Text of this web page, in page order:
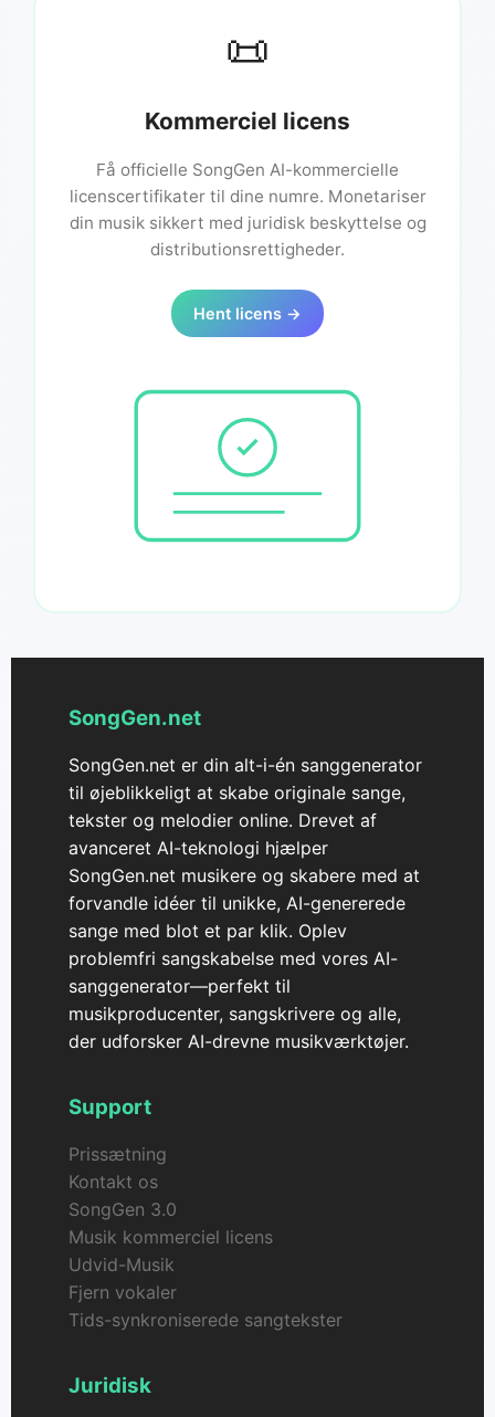
📜
Kommerciel licens
Få officielle SongGen AI-kommercielle
licenscertifikater til dine numre. Monetariser
din musik sikkert med juridisk beskyttelse og
distributionsrettigheder.
Hent licens →
SongGen.net
SongGen.net er din alt-i-én sanggenerator
til øjeblikkeligt at skabe originale sange,
tekster og melodier online. Drevet af
avanceret AI-teknologi hjælper
SongGen.net musikere og skabere med at
forvandle idéer til unikke, AI-genererede
sange med blot et par klik. Oplev
problemfri sangskabelse med vores AI-
sanggenerator—perfekt til
musikproducenter, sangskrivere og alle,
der udforsker AI-drevne musikværktøjer.
Support
Prissætning
Kontakt os
SongGen 3.0
Musik kommerciel licens
Udvid-Musik
Fjern vokaler
Tids-synkroniserede sangtekster
Juridisk